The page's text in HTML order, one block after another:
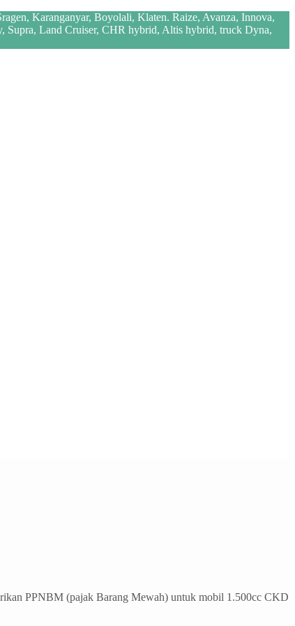
Karanganyar, Boyolali, Klaten. Raize, Avanza, Innova,
Supra, Land Cruiser, CHR hybrid, Altis hybrid, truck Dyna,
PPNBM (pajak Barang Mewah) untuk mobil 1.500cc CKD